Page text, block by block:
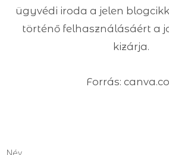
ügyvédi iroda a jelen
történő felhasználásáért a
kizárja.
Forrás:
Név